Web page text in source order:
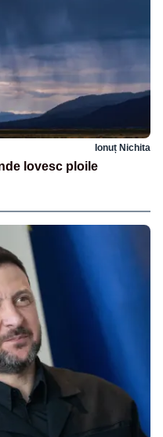
Ionuț Nichita
lovesc ploile